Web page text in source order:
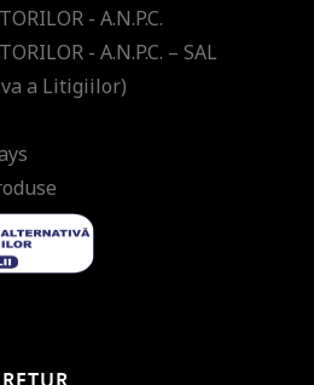
- A.N.P.C.
- A.N.P.C. – SAL
a Litigiilor)